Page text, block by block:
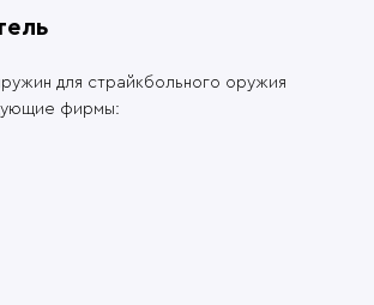
для страйкбольного оружия
фирмы: